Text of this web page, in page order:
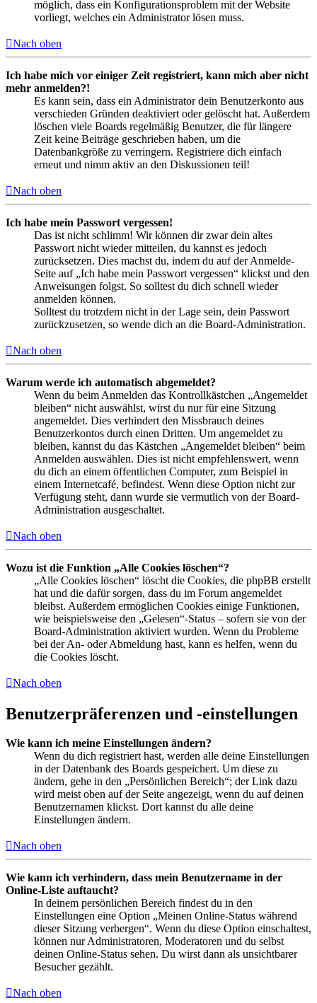
möglich, dass ein Konfigurationsproblem mit der Website
vorliegt, welches ein Administrator lösen muss.
Nach oben
Ich habe mich vor einiger Zeit registriert, kann mich aber nicht
mehr anmelden?!
Es kann sein, dass ein Administrator dein Benutzerkonto aus
verschieden Gründen deaktiviert oder gelöscht hat. Außerdem
löschen viele Boards regelmäßig Benutzer, die für längere
Zeit keine Beiträge geschrieben haben, um die
Datenbankgröße zu verringern. Registriere dich einfach
erneut und nimm aktiv an den Diskussionen teil!
Nach oben
Ich habe mein Passwort vergessen!
Das ist nicht schlimm! Wir können dir zwar dein altes
Passwort nicht wieder mitteilen, du kannst es jedoch
zurücksetzen. Dies machst du, indem du auf der Anmelde-
Seite auf „Ich habe mein Passwort vergessen“ klickst und den
Anweisungen folgst. So solltest du dich schnell wieder
anmelden können.
Solltest du trotzdem nicht in der Lage sein, dein Passwort
zurückzusetzen, so wende dich an die Board-Administration.
Nach oben
Warum werde ich automatisch abgemeldet?
Wenn du beim Anmelden das Kontrollkästchen „Angemeldet
bleiben“ nicht auswählst, wirst du nur für eine Sitzung
angemeldet. Dies verhindert den Missbrauch deines
Benutzerkontos durch einen Dritten. Um angemeldet zu
bleiben, kannst du das Kästchen „Angemeldet bleiben“ beim
Anmelden auswählen. Dies ist nicht empfehlenswert, wenn
du dich an einem öffentlichen Computer, zum Beispiel in
einem Internetcafé, befindest. Wenn diese Option nicht zur
Verfügung steht, dann wurde sie vermutlich von der Board-
Administration ausgeschaltet.
Nach oben
Wozu ist die Funktion „Alle Cookies löschen“?
„Alle Cookies löschen“ löscht die Cookies, die phpBB erstellt
hat und die dafür sorgen, dass du im Forum angemeldet
bleibst. Außerdem ermöglichen Cookies einige Funktionen,
wie beispielsweise den „Gelesen“-Status – sofern sie von der
Board-Administration aktiviert wurden. Wenn du Probleme
bei der An- oder Abmeldung hast, kann es helfen, wenn du
die Cookies löscht.
Nach oben
Benutzerpräferenzen und -einstellungen
Wie kann ich meine Einstellungen ändern?
Wenn du dich registriert hast, werden alle deine Einstellungen
in der Datenbank des Boards gespeichert. Um diese zu
ändern, gehe in den „Persönlichen Bereich“; der Link dazu
wird meist oben auf der Seite angezeigt, wenn du auf deinen
Benutzernamen klickst. Dort kannst du alle deine
Einstellungen ändern.
Nach oben
Wie kann ich verhindern, dass mein Benutzername in der
Online-Liste auftaucht?
In deinem persönlichen Bereich findest du in den
Einstellungen eine Option „Meinen Online-Status während
dieser Sitzung verbergen“. Wenn du diese Option einschaltest,
können nur Administratoren, Moderatoren und du selbst
deinen Online-Status sehen. Du wirst dann als unsichtbarer
Besucher gezählt.
Nach oben